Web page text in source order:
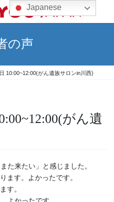
の声
10:00~12:00(がん遺族サロンin川西)
がん遺
た来たい」と感じました。
ます。よかったです。
す。
Japanese